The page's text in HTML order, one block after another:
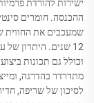
ישירות להורדת
ההכנסה. חומרים
12 שנים. היתרון
וכולל גם תכונות
מתדרדר בהדרגה,
לסיכון של שריפה,